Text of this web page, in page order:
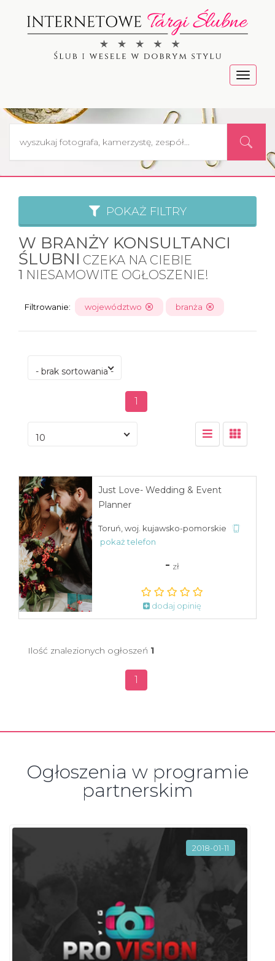
Menu
POKAŻ FILTRY
W BRANŻY KONSULTANCI
ŚLUBNI CZEKA NA CIEBIE
1 NIESAMOWITE OGŁOSZENIE!
Filtrowanie: województwo branża
- brak sortowania -
1
10
Just Love- Wedding & Event
Planner
Toruń, woj. kujawsko-pomorskie
pokaż telefon
- zł
dodaj opinię
Ilość znalezionych ogłoszeń 1
1
Ogłoszenia w programie
partnerskim
2018-01-11